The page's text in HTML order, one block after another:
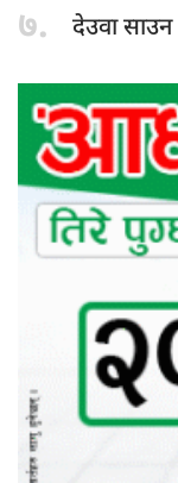
७. देउवा साउन